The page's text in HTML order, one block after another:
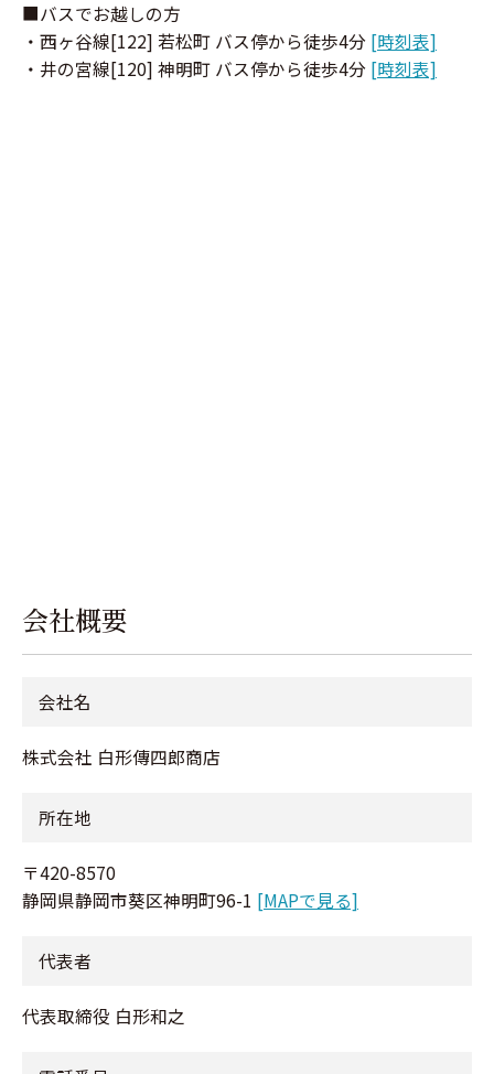
■バスでお越しの方
・⻄ヶ⾕線[122] 若松町 バス停から徒歩4分 [時刻表]
・井の宮線[120] 神明町 バス停から徒歩4分 [時刻表]
会社概要
会社名
株式会社 白形傳四郎商店
所在地
〒420-8570
静岡県静岡市葵区神明町96-1 [MAPで見る]
代表者
代表取締役 白形和之